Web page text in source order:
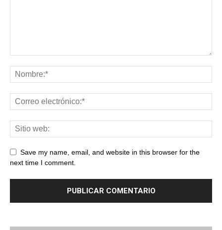
Save my name, email, and website in this browser for the
next time I comment.